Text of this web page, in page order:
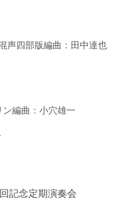
四部版編曲：田中達也
編曲：小穴雄一
記念定期演奏会